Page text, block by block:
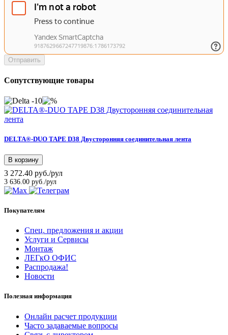
Отправить
Сопутствующие товары
-10
DELTA®-DUO TAPE D38 Двусторонняя соединительная лента
В корзину
3 272.40 руб./рул
3 636.00 руб./рул
Покупателям
Спец. предложения и акции
Услуги и Сервисы
Монтаж
ЛЕГкО ОФИС
Распродажа!
Новости
Полезная информация
Онлайн расчет продукции
Часто задаваемые вопросы